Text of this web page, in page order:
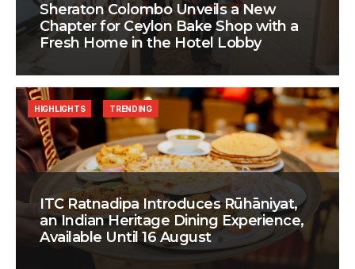
Sheraton Colombo Unveils a New
Chapter for Ceylon Bake Shop with a
Fresh Home in the Hotel Lobby
ITC Ratnadipa Introduces Rūhāniyat,
an Indian Heritage Dining Experience,
Available Until 16 August
HIGHLIGHTS TRENDING